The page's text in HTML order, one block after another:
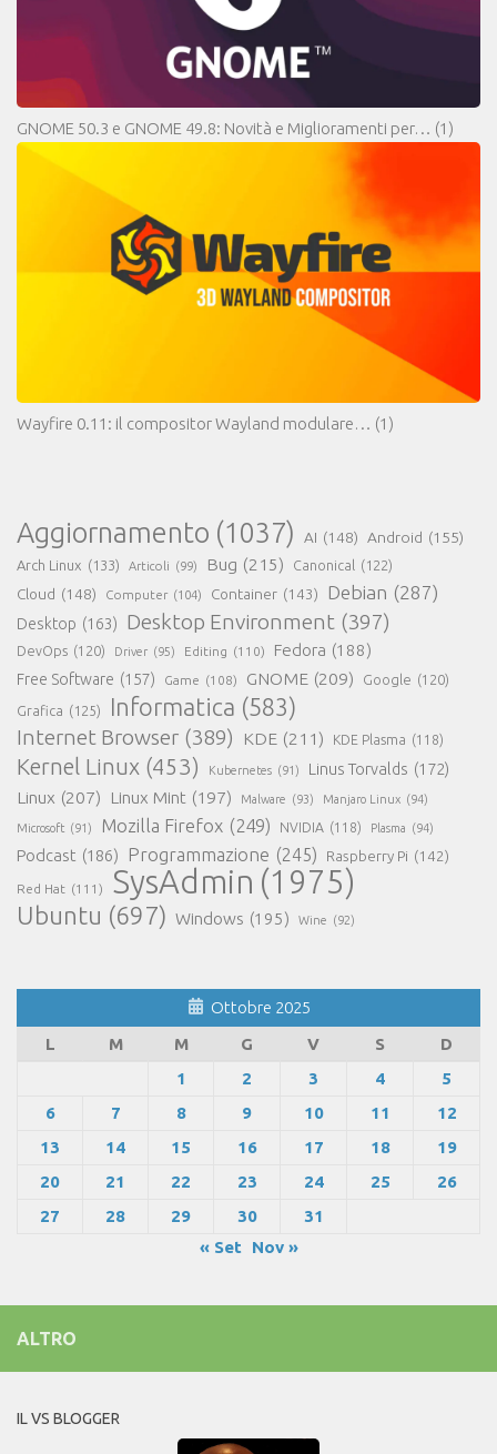
GNOME 50.3 e GNOME 49.8: Novità e Miglioramenti per… (1)
Wayfire 0.11: il compositor Wayland modulare… (1)
Aggiornamento (1037) AI (148) Android (155)
Arch Linux (133) Articoli (99) Bug (215) Canonical (122)
Cloud (148) Computer (104) Container (143) Debian (287)
Desktop (163) Desktop Environment (397)
DevOps (120) Driver (95) Editing (110) Fedora (188)
Free Software (157) Game (108) GNOME (209) Google (120)
Grafica (125) Informatica (583)
Internet Browser (389) KDE (211) KDE Plasma (118)
Kernel Linux (453) Kubernetes (91) Linus Torvalds (172)
Linux (207) Linux Mint (197) Malware (93) Manjaro Linux (94)
Microsoft (91) Mozilla Firefox (249) NVIDIA (118) Plasma (94)
Podcast (186) Programmazione (245) Raspberry Pi (142)
Red Hat (111) SysAdmin (1975)
Ubuntu (697) Windows (195) Wine (92)
Ottobre 2025
L
M M G V S
D
1
2 3 4
5
6
7 8 9 10 11
12
13
14 15 16 17 18
19
20
21 22 23 24 25
26
27
28 29 30
31
« Set
Nov »
ALTRO
IL VS BLOGGER